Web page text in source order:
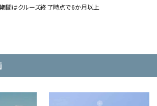
間はクルーズ終了時点で6か月以上